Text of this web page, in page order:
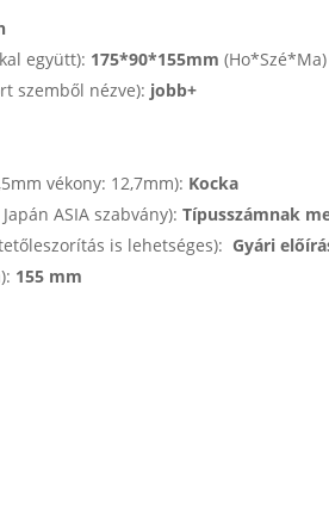
együtt): 175*90*155mm(Ho*Szé*Ma)
szemből nézve): jobb+
vékony: 12,7mm): Kocka
ASIA szabvány):Típusszámnak
is lehetséges):Gyári
155 mm